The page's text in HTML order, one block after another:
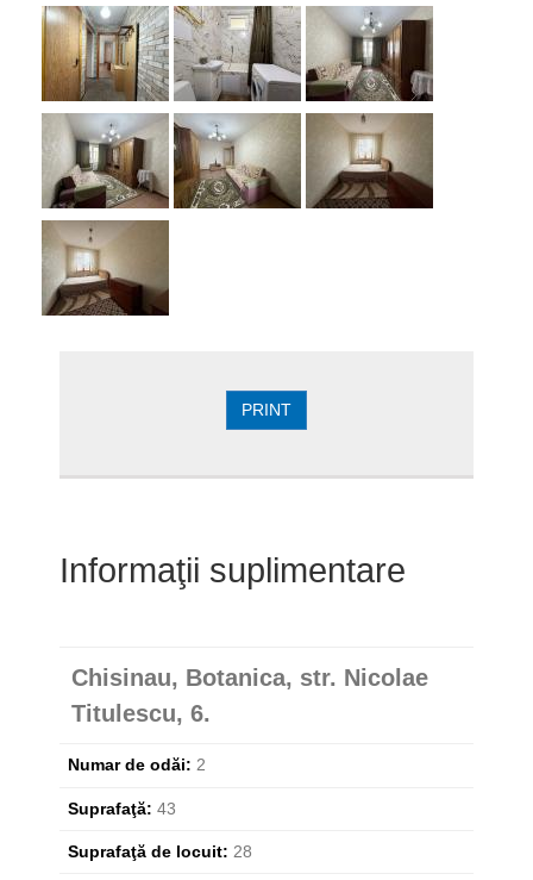
PRINT
Informaţii suplimentare
Chisinau, Botanica, str. Nicolae
Titulescu, 6.
Numar de odăi: 2
Suprafaţă: 43
Suprafaţă de locuit: 28